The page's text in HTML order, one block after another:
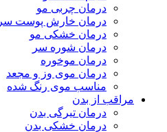
درمان چربی مو
درمان خارش پوست سر
درمان خشکی مو
درمان شوره سر
درمان موخوره
درمان موی وز و مجعد
مناسب موی رنگ شده
مراقب از بدن
درمان تیرگی بدن
درمان خشکی بدن